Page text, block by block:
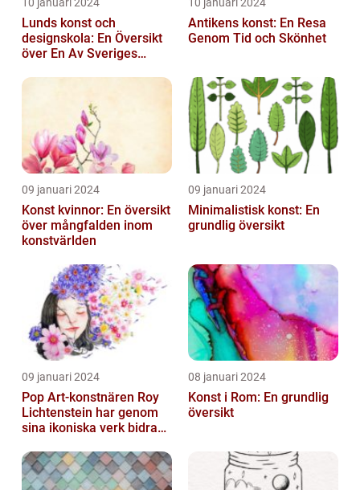
Lunds konst och
designskola: En Översikt
över En Av Sveriges
Utbildningsanstalter inom
Antikens konst: En Resa
Genom Tid och Skönhet
09 januari 2024
Konst kvinnor: En översikt
över mångfalden inom
konstvärlden
09 januari 2024
Minimalistisk konst: En
grundlig översikt
09 januari 2024
Pop Art-konstnären Roy
Lichtenstein har genom
sina ikoniska verk bidragit
08 januari 2024
Konst i Rom: En grundlig
översikt